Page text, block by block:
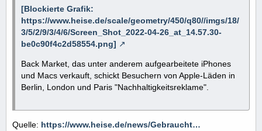
[Blockierte Grafik:
https://www.heise.de/scale/geometry/450/q80//imgs/18/
3/5/2/9/3/4/6/Screen_Shot_2022-04-26_at_14.57.30-
be0c90f4c2d58554.png]
Back Market, das unter anderem aufgearbeitete iPhones
und Macs verkauft, schickt Besuchern von Apple-Läden in
Berlin, London und Paris "Nachhaltigkeitsreklame".
Quelle: https://www.heise.de/news/Gebraucht…